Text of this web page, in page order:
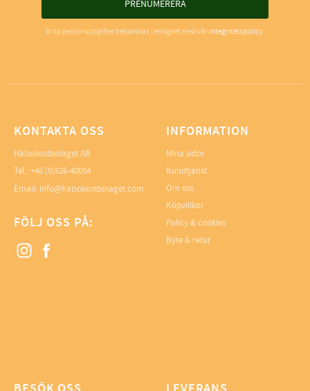
PRENUMERERA
Dina personuppgifter behandlas i enlighet med vår integritetspolicy.
KONTAKTA OSS
Hälsokostbolaget AB
Tel.: +46 (0)526-40054
Email: info@halsokostbolaget.com
FÖLJ OSS PÅ:
INFORMATION
Mina sidor
Kundtjänst
Om oss
Köpvillkor
Policy & cookies
Byte & retur